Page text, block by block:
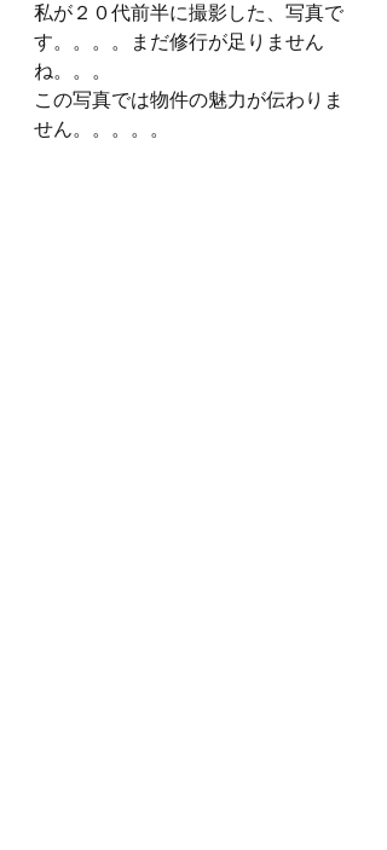
私が２０代前半に撮影した、写真で
す。。。。まだ修行が足りません
ね。。。
この写真では物件の魅力が伝わりま
せん。。。。。